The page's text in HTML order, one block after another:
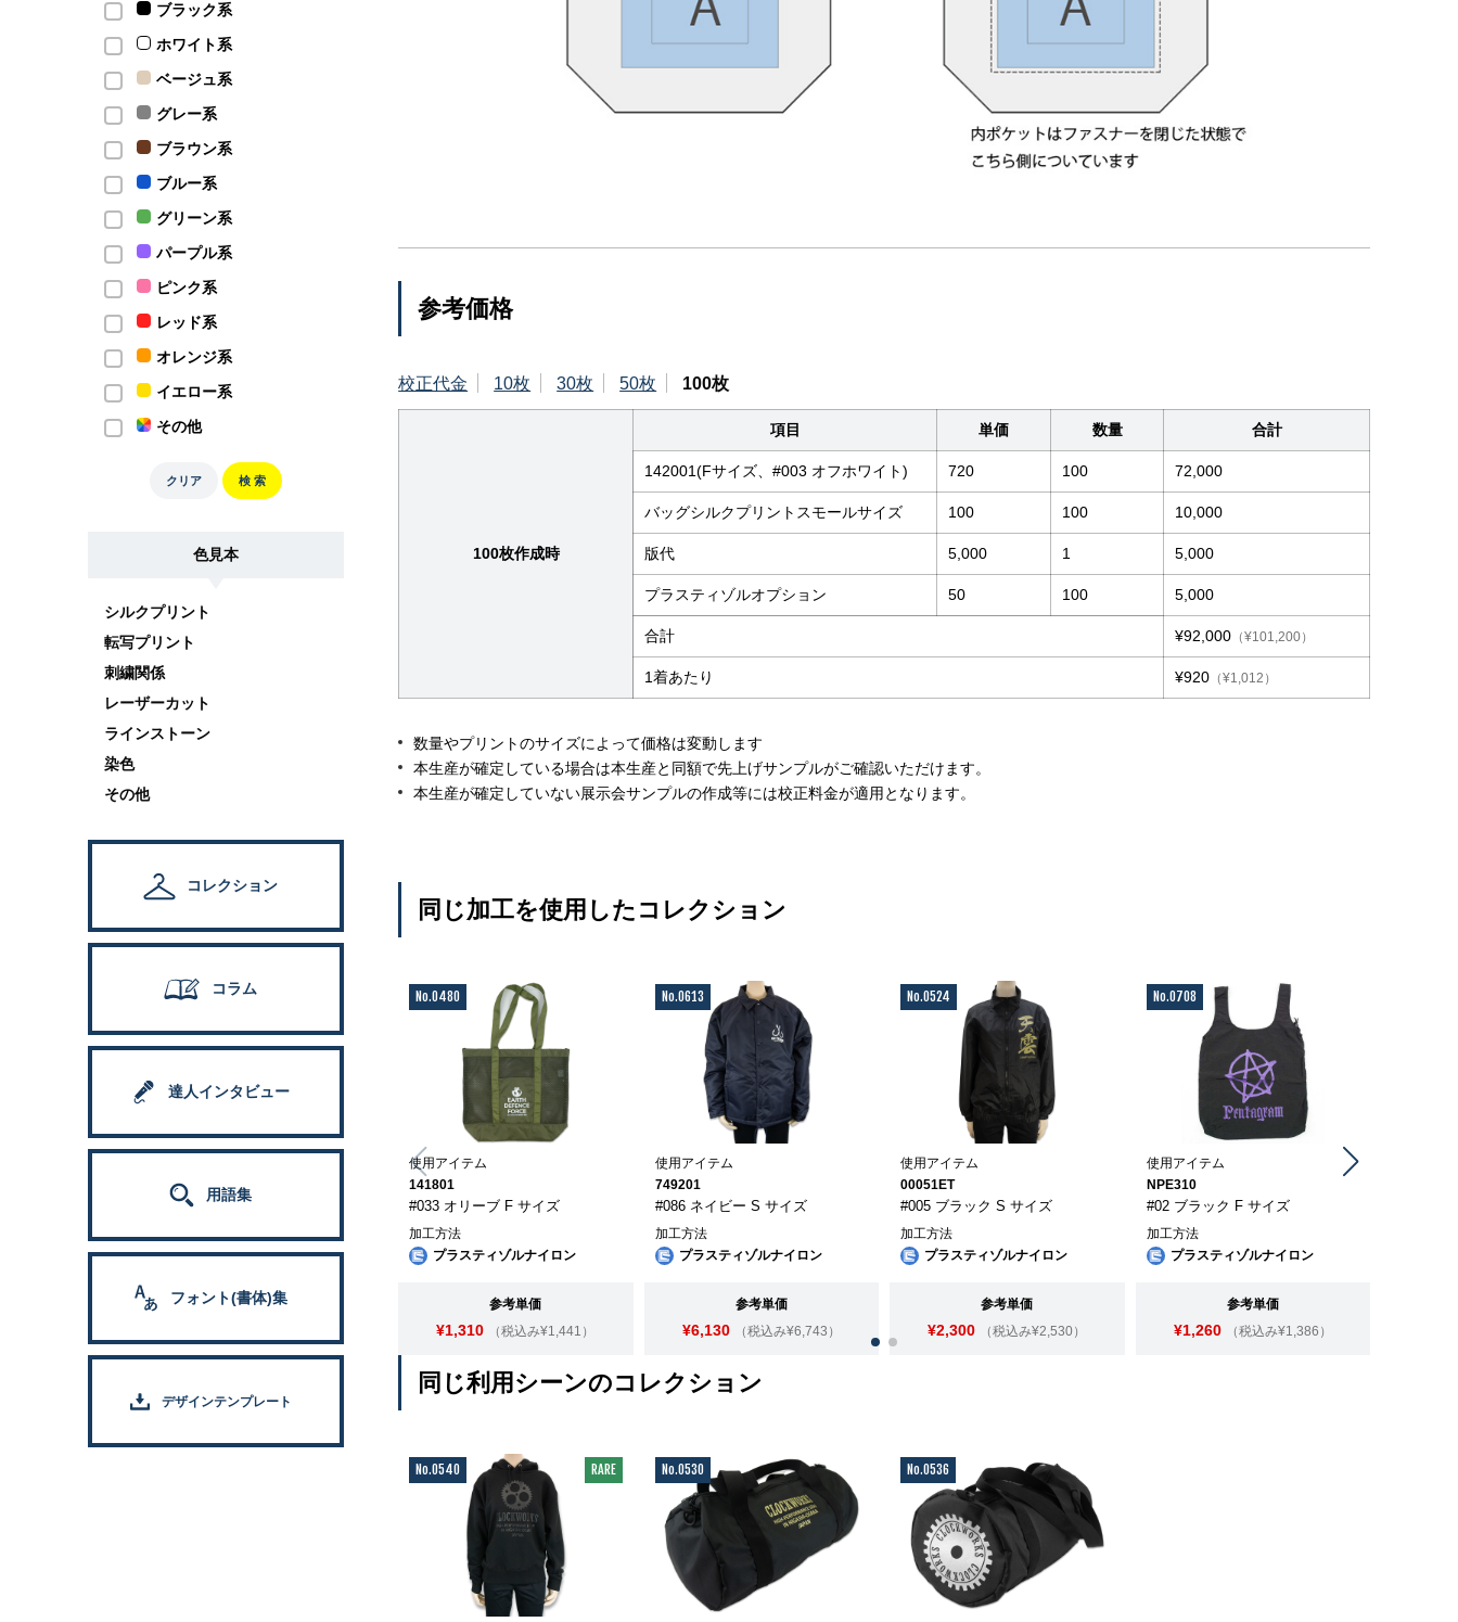
ブラック系
ホワイト系
ベージュ系
グレー系
ブラウン系
ブルー系
グリーン系
パープル系
ピンク系
レッド系
オレンジ系
イエロー系
その他
クリア 検 索
色見本
シルクプリント
転写プリント
刺繍関係
レーザーカット
ラインストーン
染色
その他
コレクション
コラム
達人インタビュー
用語集
フォント(書体)集
デザインテンプレート
参考価格
校正代金 10枚 30枚 50枚 100枚
100枚作成時
項目 単価 数量 合計
142001(Fサイズ、#003 オフホワイト) 720 100 72,000
バッグシルクプリントスモールサイズ 100 100 10,000
版代 5,000 1 5,000
プラスティゾルオプション 50 100 5,000
合計 ¥92,000 （¥101,200）
1着あたり ¥920 （¥1,012）
数量やプリントのサイズによって価格は変動します
本生産が確定している場合は本生産と同額で先上げサンプルがご確認いただけます。
本生産が確定していない展示会サンプルの作成等には校正料金が適用となります。
同じ加工を使用したコレクション
No.0480
使用アイテム
141801
#033 オリーブ F サイズ
加工方法
プラスティゾルナイロン
参考単価
¥1,310 （税込み¥1,441）
No.0613
使用アイテム
749201
#086 ネイビー S サイズ
加工方法
プラスティゾルナイロン
参考単価
¥6,130 （税込み¥6,743）
No.0524
使用アイテム
00051ET
#005 ブラック S サイズ
加工方法
プラスティゾルナイロン
参考単価
¥2,300 （税込み¥2,530）
No.0708
使用アイテム
NPE310
#02 ブラック F サイズ
加工方法
プラスティゾルナイロン
参考単価
¥1,260 （税込み¥1,386）
同じ利用シーンのコレクション
No.0540 RARE No.0530 No.0536